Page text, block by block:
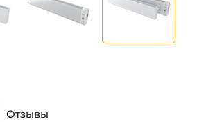
Отзывы